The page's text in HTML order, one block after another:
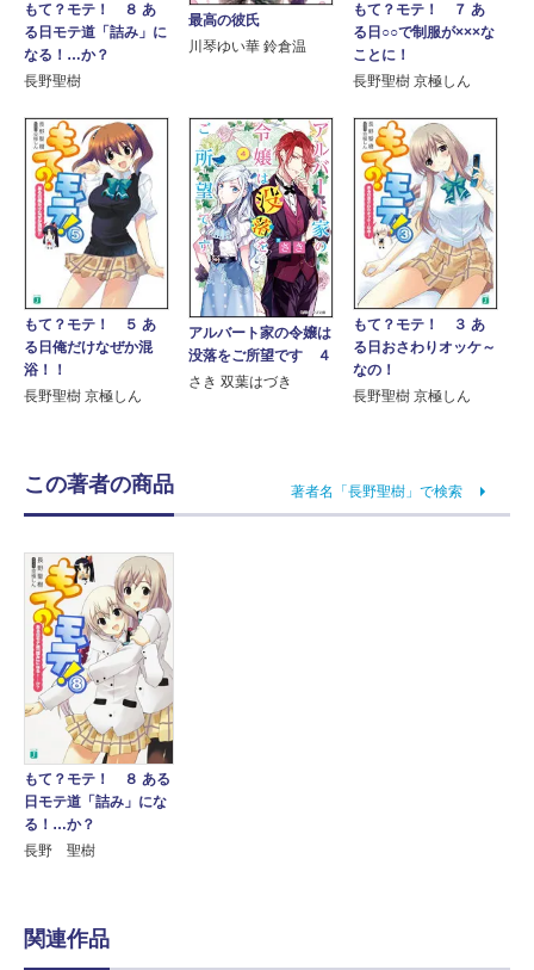
もて？モテ！ ８ あ
る日モテ道「詰み」に
なる！…か？
長野聖樹
最高の彼氏
川琴ゆい華 鈴倉温
もて？モテ！ ７ あ
る日○○で制服が×××な
ことに！
長野聖樹 京極しん
もて？モテ！ ５ あ
る日俺だけなぜか混
浴！！
長野聖樹 京極しん
アルバート家の令嬢は
没落をご所望です ４
さき 双葉はづき
もて？モテ！ ３ あ
る日おさわりオッケ～
なの！
長野聖樹 京極しん
この著者の商品 著者名「長野聖樹」で検索
もて？モテ！ ８ ある
日モテ道「詰み」にな
る！…か？
長野 聖樹
関連作品